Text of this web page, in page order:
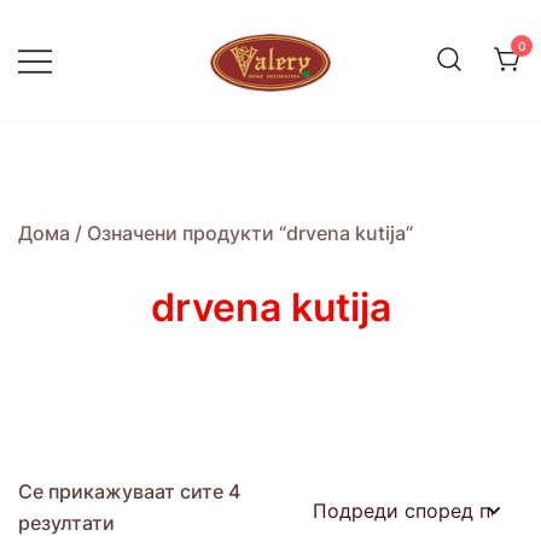
content
0
Дома / Означени продукти “drvena kutija”
drvena kutija
Се прикажуваат сите 4
резултати